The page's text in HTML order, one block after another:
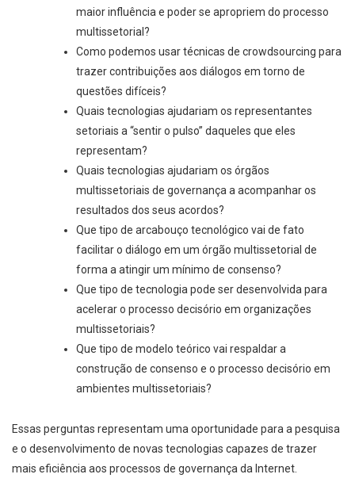
maior influência e poder se apropriem do processo
multissetorial?
Como podemos usar técnicas de crowdsourcing para
trazer contribuições aos diálogos em torno de
questões difíceis?
Quais tecnologias ajudariam os representantes
setoriais a “sentir o pulso” daqueles que eles
representam?
Quais tecnologias ajudariam os órgãos
multissetoriais de governança a acompanhar os
resultados dos seus acordos?
Que tipo de arcabouço tecnológico vai de fato
facilitar o diálogo em um órgão multissetorial de
forma a atingir um mínimo de consenso?
Que tipo de tecnologia pode ser desenvolvida para
acelerar o processo decisório em organizações
multissetoriais?
Que tipo de modelo teórico vai respaldar a
construção de consenso e o processo decisório em
ambientes multissetoriais?
Essas perguntas representam uma oportunidade para a pesquisa
e o desenvolvimento de novas tecnologias capazes de trazer
mais eficiência aos processos de governança da Internet.